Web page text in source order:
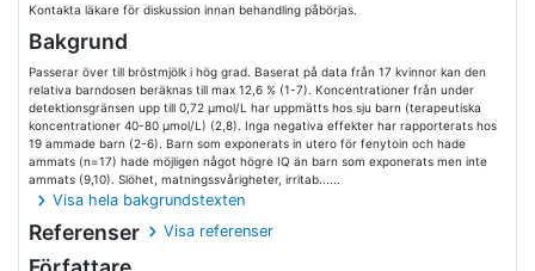
Kontakta läkare för diskussion innan behandling påbörjas.
Bakgrund
Passerar över till bröstmjölk i hög grad. Baserat på data från 17 kvinnor kan den
relativa barndosen beräknas till max 12,6 % (1-7). Koncentrationer från under
detektionsgränsen upp till 0,72 µmol/L har uppmätts hos sju barn (terapeutiska
koncentrationer 40-80 µmol/L) (2,8). Inga negativa effekter har rapporterats hos
19 ammade barn (2-6). Barn som exponerats in utero för fenytoin och hade
ammats (n=17) hade möjligen något högre IQ än barn som exponerats men inte
ammats (9,10). Slöhet, matningssvårigheter, irritab......
Visa hela bakgrundstexten
Referenser Visa referenser